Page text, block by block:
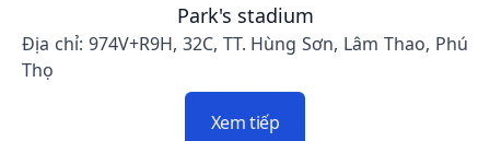
Park's stadium
Địa chỉ: 974V+R9H, 32C, TT. Hùng Sơn, Lâm Thao, Phú
Thọ
Xem tiếp